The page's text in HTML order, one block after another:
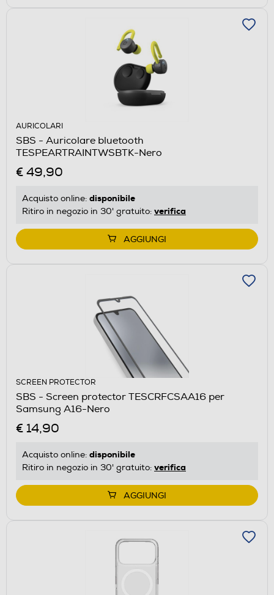
AURICOLARI
SBS - Auricolare bluetooth
TESPEARTRAINTWSBTK-Nero
€ 49,90
Acquisto online: disponibile
Ritiro in negozio in 30' gratuito: verifica
AGGIUNGI
SCREEN PROTECTOR
SBS - Screen protector TESCRFCSAA16 per
Samsung A16-Nero
€ 14,90
Acquisto online: disponibile
Ritiro in negozio in 30' gratuito: verifica
AGGIUNGI